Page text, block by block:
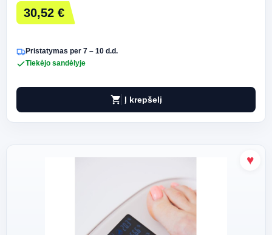
30,52 €
Pristatymas per 7 – 10 d.d.
Tiekėjo sandėlyje
shopping_cart Į krepšelį